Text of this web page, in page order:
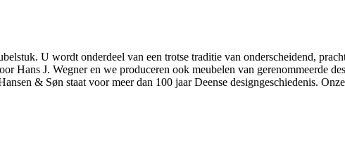
U wordt onderdeel van een trotse traditie van onderscheidend,
J. Wegner en we produceren ook meubelen van gerenommeerde
& Søn staat voor meer dan 100 jaar Deense designgeschiedenis.